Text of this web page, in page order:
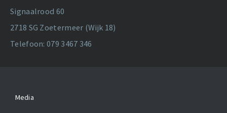
Signaalrood 60
2718 SG Zoetermeer (Wijk 18)
Telefoon: 079 3467 346
Media